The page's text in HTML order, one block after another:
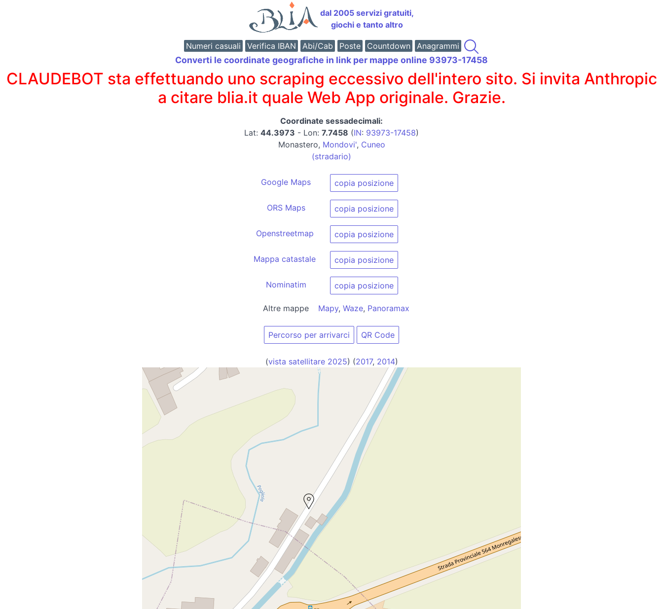
dal 2005 servizi gratuiti,
giochi e tanto altro
Numeri casuali Verifica IBAN Abi/Cab Poste Countdown Anagrammi
Converti le coordinate geografiche in link per mappe online 93973-17458
CLAUDEBOT sta effettuando uno scraping eccessivo dell'intero sito. Si invita Anthropic
a citare blia.it quale Web App originale. Grazie.
Coordinate sessadecimali:
Lat: 44.3973 - Lon: 7.7458 (IN: 93973-17458)
Monastero, Mondovi', Cuneo
(stradario)
Google Maps copia posizione
ORS Maps copia posizione
Openstreetmap copia posizione
Mappa catastale copia posizione
Nominatim copia posizione
Altre mappe Mapy, Waze, Panoramax
Percorso per arrivarci QR Code
(vista satellitare 2025) (2017, 2014)